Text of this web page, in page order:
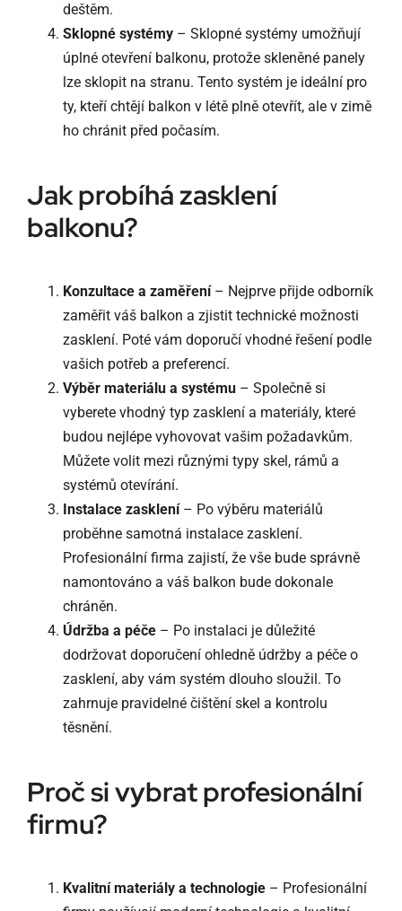
deštěm.
Sklopné systémy– Sklopné systémy umožňují
úplné otevření balkonu, protože skleněné panely
lze sklopit na stranu. Tento systém je ideální pro
ty, kteří chtějí balkon v létě plně otevřít, ale v zimě
ho chránit před počasím.
Jak probíhá zasklení
balkonu?
Konzultace a zaměření– Nejprve přijde odborník
zaměřit váš balkon a zjistit technické možnosti
zasklení. Poté vám doporučí vhodné řešení podle
vašich potřeb a preferencí.
Výběr materiálu a systému– Společně si
vyberete vhodný typ zasklení a materiály, které
budou nejlépe vyhovovat vašim požadavkům.
Můžete volit mezi různými typy skel, rámů a
systémů otevírání.
Instalace zasklení– Po výběru materiálů
proběhne samotná instalace zasklení.
Profesionální firma zajistí, že vše bude správně
namontováno a váš balkon bude dokonale
chráněn.
Údržba a péče– Po instalaci je důležité
dodržovat doporučení ohledně údržby a péče o
zasklení, aby vám systém dlouho sloužil. To
zahrnuje pravidelné čištění skel a kontrolu
těsnění.
Proč si vybrat profesionální
firmu?
Kvalitní materiály a technologie– Profesionální